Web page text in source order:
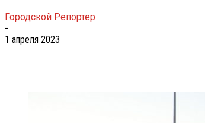
Городской Репортер
-
1 апреля 2023